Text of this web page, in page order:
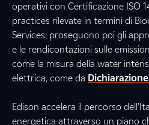
operativi con Certificazione ISO
practices rilevate in termini di
Services; proseguono poi gli
e le rendicontazioni sulle
come la misura della water
elettrica, come da
Edison accelera il percorso
energetica attraverso un piano